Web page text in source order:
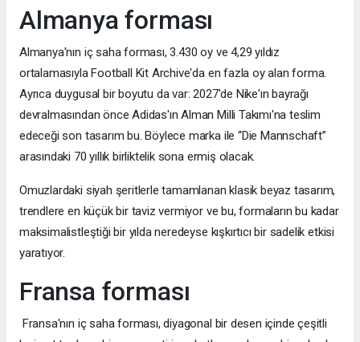
Almanya forması
Almanya'nın iç saha forması, 3.430 oy ve 4,29 yıldız
ortalamasıyla Football Kit Archive'da en fazla oy alan forma.
Ayrıca duygusal bir boyutu da var: 2027'de Nike'ın bayrağı
devralmasından önce Adidas'ın Alman Milli Takımı'na teslim
edeceği son tasarım bu. Böylece marka ile “Die Mannschaft”
arasındaki 70 yıllık birliktelik sona ermiş olacak.
Omuzlardaki siyah şeritlerle tamamlanan klasik beyaz tasarım,
trendlere en küçük bir taviz vermiyor ve bu, formaların bu kadar
maksimalistleştiği bir yılda neredeyse kışkırtıcı bir sadelik etkisi
yaratıyor.
Fransa forması
Fransa'nın iç saha forması, diyagonal bir desen içinde çeşitli